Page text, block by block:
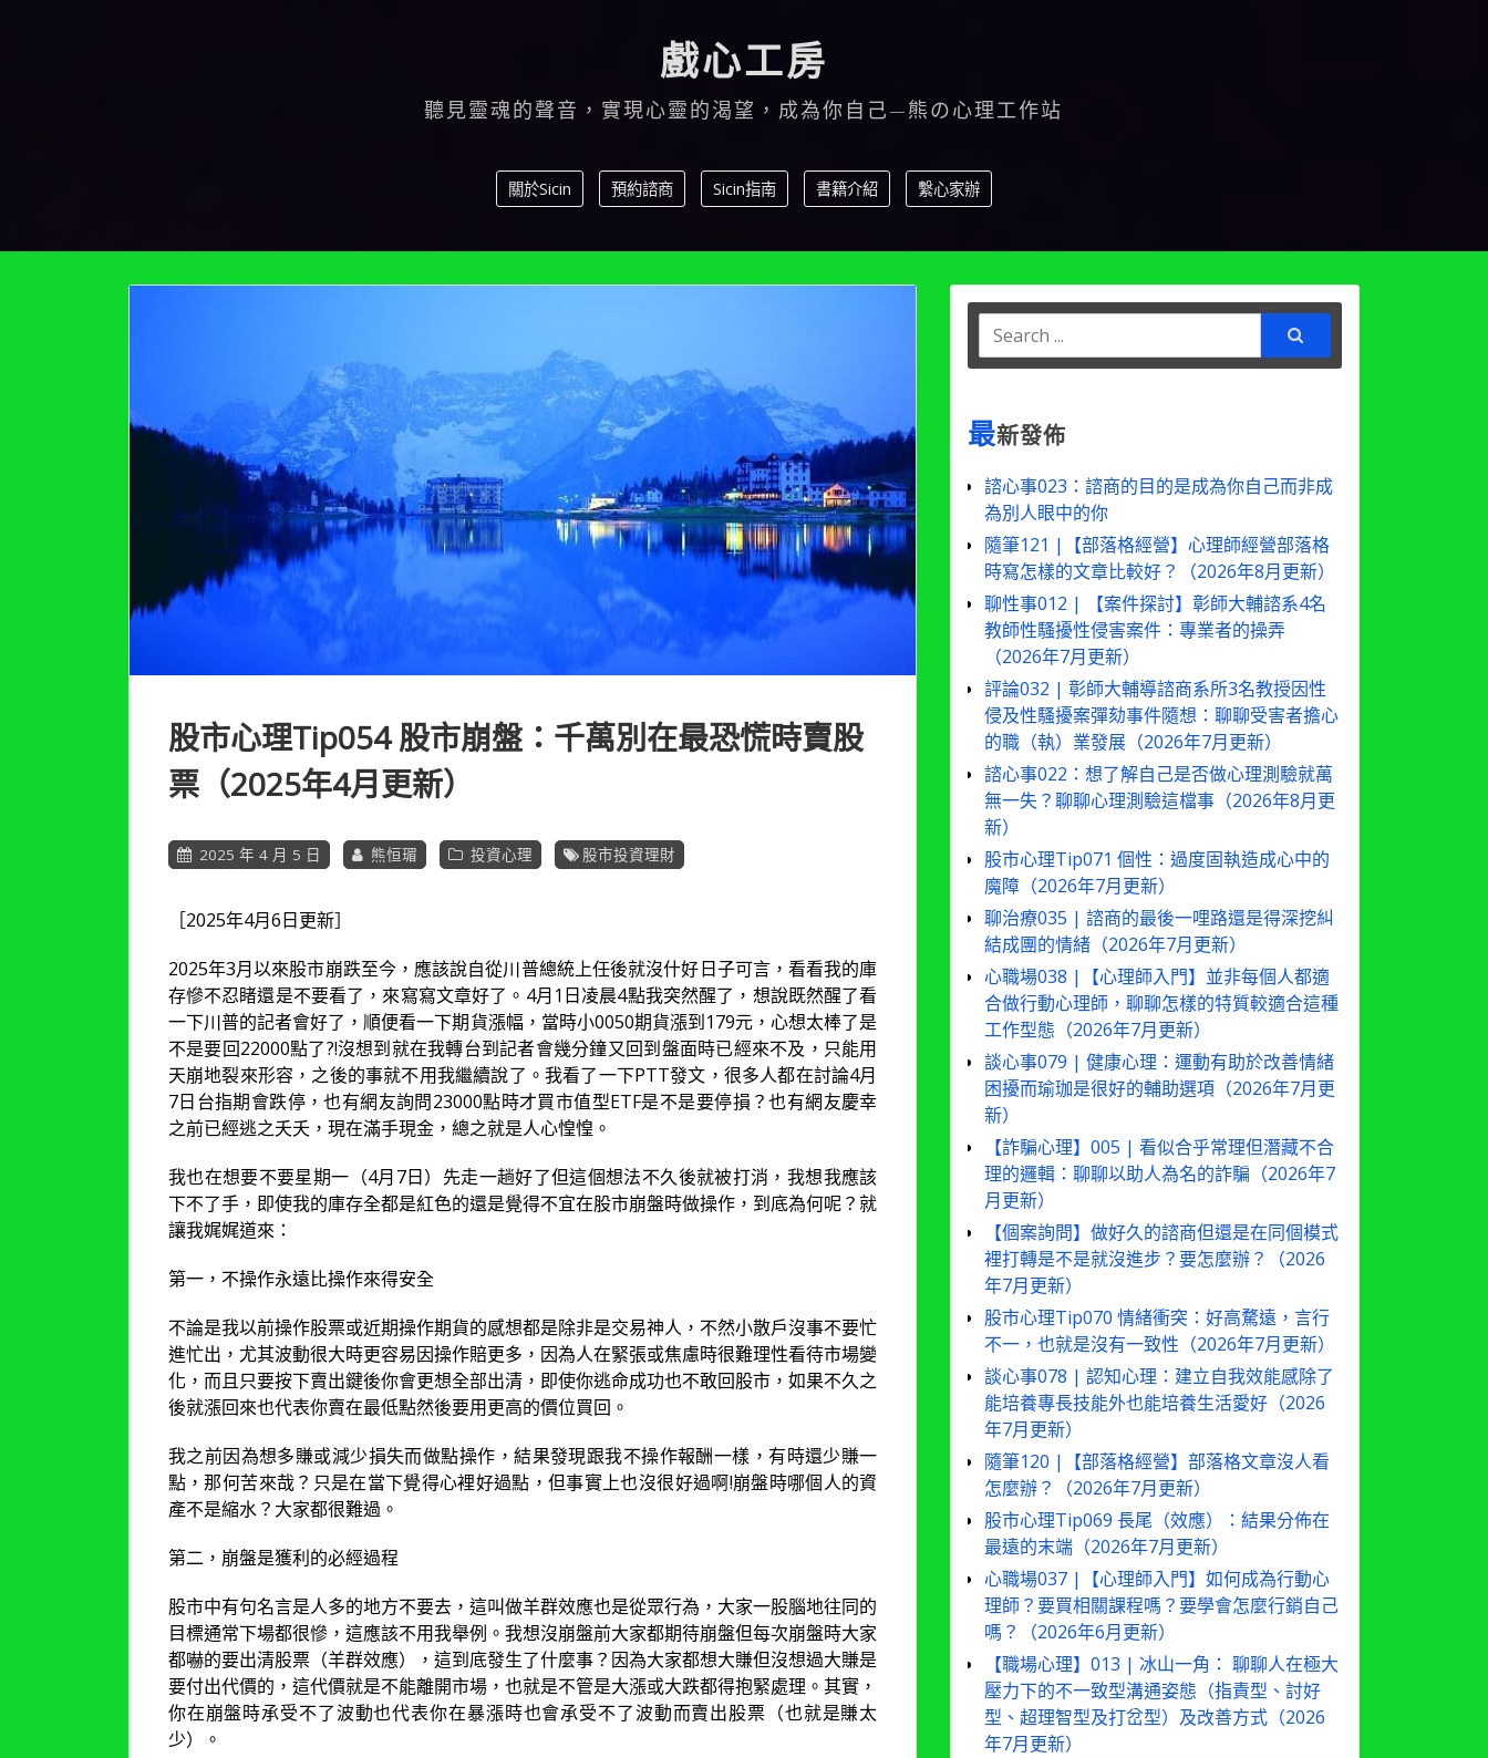
戲心工房
聽見靈魂的聲音，實現心靈的渴望，成為你自己—熊の心理工作站
關於Sicin 預約諮商 Sicin指南 書籍介紹 繫心家辦
股市心理Tip054 股市崩盤：千萬別在最恐慌時賣股
票（2025年4月更新）
2025 年 4 月 5 日 熊恒瑂 投資心理 股市投資理財
［2025年4月6日更新］
2025年3月以來股市崩跌至今，應該說自從川普總統上任後就沒什好日子可言，看看我的庫
存慘不忍睹還是不要看了，來寫寫文章好了。4月1日凌晨4點我突然醒了，想說既然醒了看
一下川普的記者會好了，順便看一下期貨漲幅，當時小0050期貨漲到179元，心想太棒了是
不是要回22000點了?!沒想到就在我轉台到記者會幾分鐘又回到盤面時已經來不及，只能用
天崩地裂來形容，之後的事就不用我繼續說了。我看了一下PTT發文，很多人都在討論4月
7日台指期會跌停，也有網友詢問23000點時才買市值型ETF是不是要停損？也有網友慶幸
之前已經逃之夭夭，現在滿手現金，總之就是人心惶惶。
我也在想要不要星期一（4月7日）先走一趟好了但這個想法不久後就被打消，我想我應該
下不了手，即使我的庫存全都是紅色的還是覺得不宜在股市崩盤時做操作，到底為何呢？就
讓我娓娓道來：
第一，不操作永遠比操作來得安全
不論是我以前操作股票或近期操作期貨的感想都是除非是交易神人，不然小散戶沒事不要忙
進忙出，尤其波動很大時更容易因操作賠更多，因為人在緊張或焦慮時很難理性看待市場變
化，而且只要按下賣出鍵後你會更想全部出清，即使你逃命成功也不敢回股市，如果不久之
後就漲回來也代表你賣在最低點然後要用更高的價位買回。
我之前因為想多賺或減少損失而做點操作，結果發現跟我不操作報酬一樣，有時還少賺一
點，那何苦來哉？只是在當下覺得心裡好過點，但事實上也沒很好過啊!崩盤時哪個人的資
產不是縮水？大家都很難過。
第二，崩盤是獲利的必經過程
股市中有句名言是人多的地方不要去，這叫做羊群效應也是從眾行為，大家一股腦地往同的
目標通常下場都很慘，這應該不用我舉例。我想沒崩盤前大家都期待崩盤但每次崩盤時大家
都嚇的要出清股票（羊群效應），這到底發生了什麼事？因為大家都想大賺但沒想過大賺是
要付出代價的，這代價就是不能離開市場，也就是不管是大漲或大跌都得抱緊處理。其實，
你在崩盤時承受不了波動也代表你在暴漲時也會承受不了波動而賣出股票（也就是賺太
少）。
Search
for:
最新發佈
諮心事023：諮商的目的是成為你自己而非成
為別人眼中的你
隨筆121 |【部落格經營】心理師經營部落格
時寫怎樣的文章比較好？（2026年8月更新）
聊性事012 | 【案件探討】彰師大輔諮系4名
教師性騷擾性侵害案件：專業者的操弄
（2026年7月更新）
評論032 | 彰師大輔導諮商系所3名教授因性
侵及性騷擾案彈劾事件隨想：聊聊受害者擔心
的職（執）業發展（2026年7月更新）
諮心事022：想了解自己是否做心理測驗就萬
無一失？聊聊心理測驗這檔事（2026年8月更
新）
股市心理Tip071 個性：過度固執造成心中的
魔障（2026年7月更新）
聊治療035 | 諮商的最後一哩路還是得深挖糾
結成團的情緒（2026年7月更新）
心職場038 |【心理師入門】並非每個人都適
合做行動心理師，聊聊怎樣的特質較適合這種
工作型態（2026年7月更新）
談心事079 | 健康心理：運動有助於改善情緒
困擾而瑜珈是很好的輔助選項（2026年7月更
新）
【詐騙心理】005 | 看似合乎常理但潛藏不合
理的邏輯：聊聊以助人為名的詐騙（2026年7
月更新）
【個案詢問】做好久的諮商但還是在同個模式
裡打轉是不是就沒進步？要怎麼辦？（2026
年7月更新）
股市心理Tip070 情緒衝突：好高騖遠，言行
不一，也就是沒有一致性（2026年7月更新）
談心事078 | 認知心理：建立自我效能感除了
能培養專長技能外也能培養生活愛好（2026
年7月更新）
隨筆120 |【部落格經營】部落格文章沒人看
怎麼辦？（2026年7月更新）
股市心理Tip069 長尾（效應）：結果分佈在
最遠的末端（2026年7月更新）
心職場037 |【心理師入門】如何成為行動心
理師？要買相關課程嗎？要學會怎麼行銷自己
嗎？（2026年6月更新）
【職場心理】013 | 冰山一角： 聊聊人在極大
壓力下的不一致型溝通姿態（指責型、討好
型、超理智型及打岔型）及改善方式（2026
年7月更新）